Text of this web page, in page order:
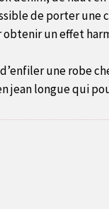
de porter
un effet
une robe
jean longue qui